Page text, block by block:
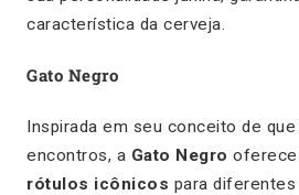
característica da cerveja.
Gato Negro
Inspirada em seu conceito de
encontros, a Gato Negro
rótulos icônicos para diferentes